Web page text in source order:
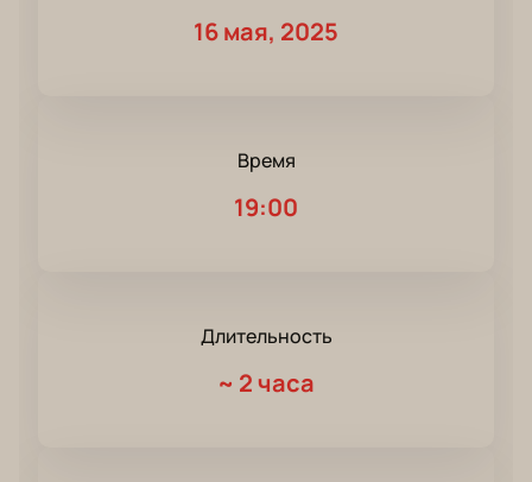
16 мая, 2025
Время
19:00
Длительность
~ 2 часа